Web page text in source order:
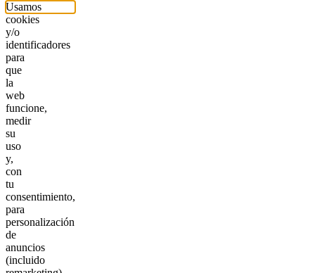
Usamos
cookies
y/o
identificadores
para
que
la
web
funcione,
medir
su
uso
y,
con
tu
consentimiento,
para
personalización
de
anuncios
(incluido